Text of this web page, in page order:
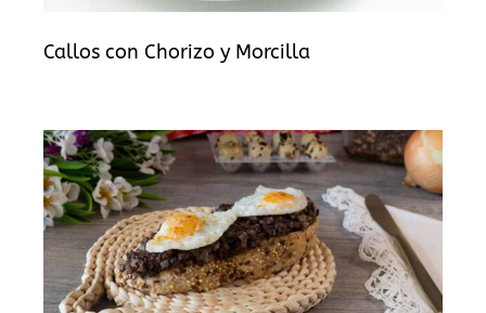
Callos con Chorizo y Morcilla